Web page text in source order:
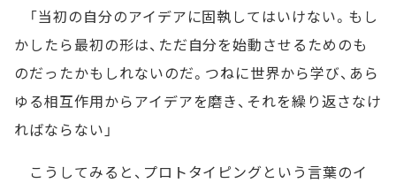
「当初の自分のアイデアに固執してはいけない。もし
かしたら最初の形は、ただ自分を始動させるためのも
のだったかもしれないのだ。つねに世界から学び、あら
ゆる相互作用からアイデアを磨き、それを繰り返さなけ
ればならない」
こうしてみると、プロトタイピングという言葉のイ